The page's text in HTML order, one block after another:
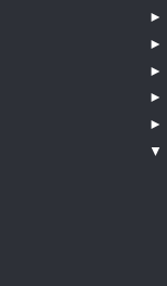
►
►
►
►
►
▼